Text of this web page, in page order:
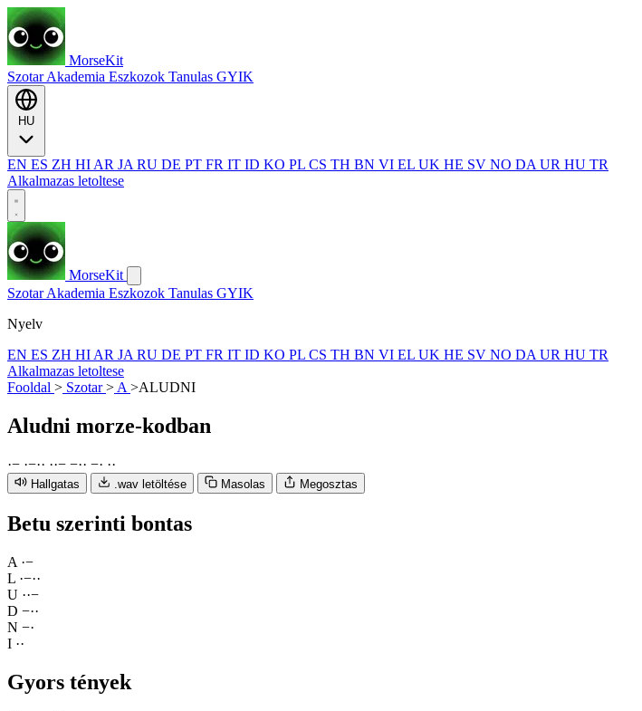
MorseKit
SzotarAkademia Eszkozok Tanulas GYIK
EN ES ZH HI AR JA RU DE PT FR IT ID KO PL CS TH BN VI EL UK HE SV NO DA UR HU TR
Alkalmazas letoltese
MorseKit
SzotarAkademia Eszkozok Tanulas GYIK
Nyelv
EN ES ZH HI AR JA RU DE PT FR IT ID KO PL CS TH BN VI EL UK HE SV NO DA UR HU TR
Alkalmazas letoltese
Fooldal > Szotar> A >ALUDNI
Aludni morze-kodban
·− ·−·· ··− −·· −· ··
Hallgatas .wav letöltése Masolas Megosztas
Betu szerinti bontas
A ·−
L ·−··
U ··−
D −··
N −·
I ··
Gyors tények